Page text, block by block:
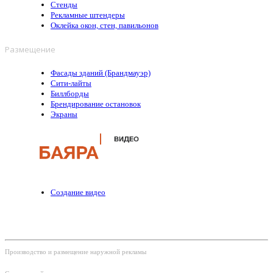
Стенды
Рекламные штендеры
Оклейка окон, стен, павильонов
Размещение
Фасады зданий (Брандмауэр)
Сити-лайты
Биллборды
Брендирование остановок
Экраны
Создание видео
Производство и размещение наружной рекламы